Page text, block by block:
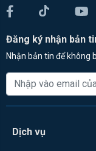
Đăng ký nhận bản
Nhận bản tin để không
Dịch vụ